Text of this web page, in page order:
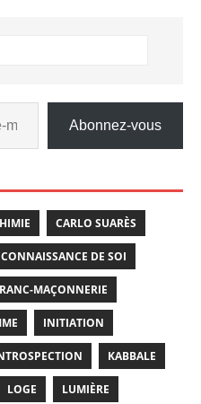
Abonnez-vous
CARLO SUARÈS
CONNAISSANCE DE SOI
MAÇONNERIE
INITIATION
KABBALE
LOGE LUMIÈRE